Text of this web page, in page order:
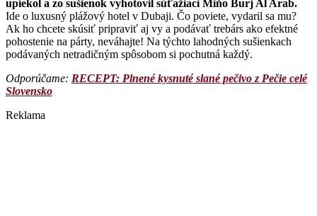
upiekol a zo sušienok vyhotovil súťažiaci Miňo Burj Al Arab.
Ide o luxusný plážový hotel v Dubaji. Čo poviete, vydaril sa mu?
Ak ho chcete skúsiť pripraviť aj vy a podávať trebárs ako efektné
pohostenie na párty, neváhajte! Na týchto lahodných sušienkach
podávaných netradičným spôsobom si pochutná každý.
Odporúčame: ​ RECEPT: Plnené kysnuté slané pečivo z Pečie celé
Slovensko
Reklama